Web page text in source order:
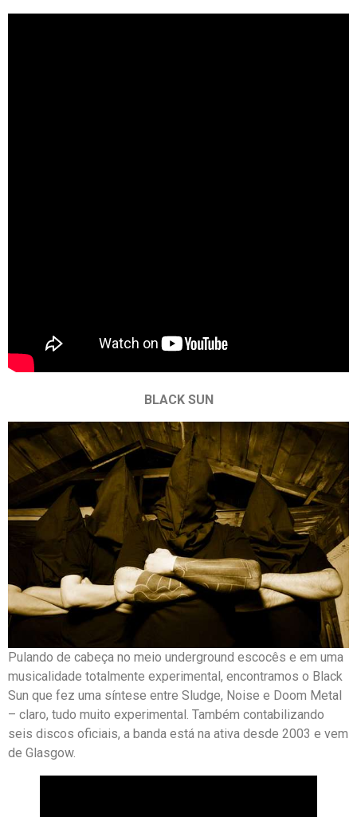
BLACK SUN
Pulando de cabeça no meio underground escocês e em uma
musicalidade totalmente experimental, encontramos o Black
Sun que fez uma síntese entre Sludge, Noise e Doom Metal
– claro, tudo muito experimental. Também contabilizando
seis discos oficiais, a banda está na ativa desde 2003 e vem
de Glasgow.